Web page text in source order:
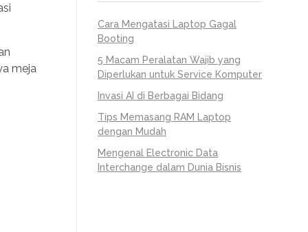
meja
Cara Mengatasi Laptop Gagal
Booting
5 Macam Peralatan Wajib yang
Diperlukan untuk Service Komputer
Invasi AI di Berbagai Bidang
Tips Memasang RAM Laptop
dengan Mudah
Mengenal Electronic Data
Interchange dalam Dunia Bisnis